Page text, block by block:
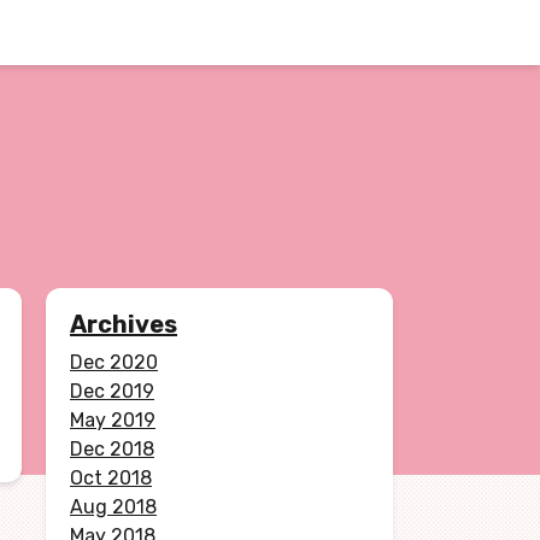
Archives
Dec 2020
Dec 2019
May 2019
Dec 2018
Oct 2018
Aug 2018